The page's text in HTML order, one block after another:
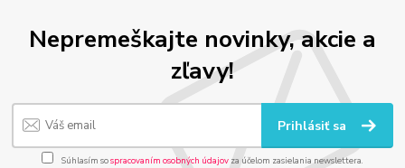
Nepremeškajte novinky, akcie a
zľavy!
Prihlásiť sa
Súhlasím sospracovaním osobných údajov za účelom zasielania newslettera.